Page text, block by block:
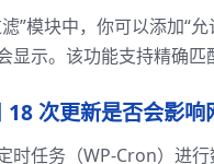
”模块中，你可以添加“
显示。该功能支持精确匹
次更新是否会影响
时任务（WP-Cron）进